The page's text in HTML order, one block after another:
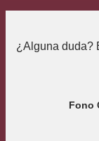
¿Alguna duda?
Fono